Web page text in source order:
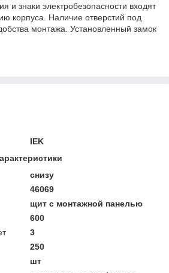
и знаки электробезопасности входят
корпуса. Наличие отверстий под
монтажа. Установленный замок
IEK
снизу
46069
щит с монтажной панелью
600
3
250
шт